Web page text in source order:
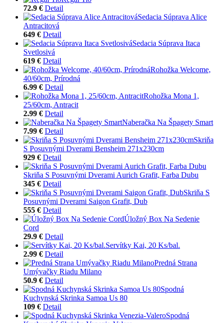
72.9 € Detail
Sedacia Súprava Alice
Antracitová
649 € Detail
Sedacia Súprava Itaca
Svetlosivá
619 € Detail
Rohožka Welcome,
40/60cm, Prírodná
6.99 € Detail
Rohožka Mona 1,
25/60cm, Antracit
2.99 € Detail
Naberačka Na Špagety Smart
7.99 € Detail
Skriňa
S Posuvnými Dverami Bensheim 271x230cm
929 € Detail
Skriňa S Posuvnými Dverami Aurich Grafit, Farba Dubu
345 € Detail
Skriňa S
Posuvnými Dverami Saigon Grafit, Dub
555 € Detail
Úložný Box Na Sedenie
Cord
29.9 € Detail
Servítky Kai, 20 Ks/bal.
2.99 € Detail
Predná Strana
Umývačky Riadu Milano
50.9 € Detail
Spodná
Kuchynská Skrinka Samoa Us 80
109 € Detail
Spodná